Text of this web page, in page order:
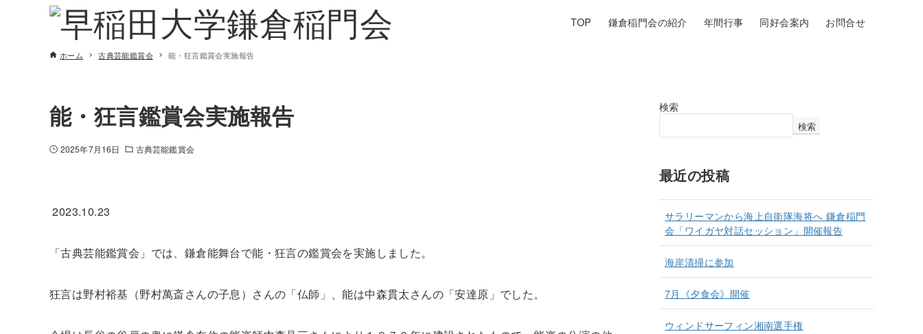
TOP 鎌倉稲門会の紹介 年間行事 同好会案内 お問合せ
ホーム 古典芸能鑑賞会 能・狂言鑑賞会実施報告
能・狂言鑑賞会実施報告
2025年7月16日 古典芸能鑑賞会
2023.10.23
「古典芸能鑑賞会」では、鎌倉能舞台で能・狂言の鑑賞会を実施しました。
狂言は野村裕基（野村萬斎さんの子息）さんの「仏師」、能は中森貫太さんの「安達原」でした。
検索
検索
最近の投稿
サラリーマンから海上自衛隊海将へ 鎌倉稲門
会「ワイガヤ対話セッション」開催報告
海岸清掃に参加
7月《夕食会》開催
ウィンドサーフィン湘南選手権